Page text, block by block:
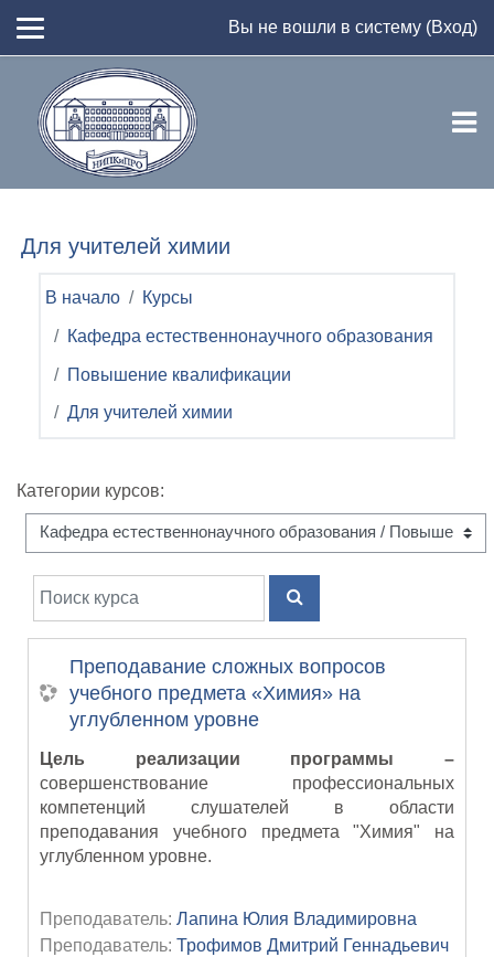
Вы не вошли в систему (Вход)
Для учителей химии
В начало Курсы
Кафедра естественнонаучного образования
Повышение квалификации
Для учителей химии
Категории курсов:
Поиск курса
ПОИСК КУРСА
Преподавание сложных вопросов
учебного предмета «Химия» на
углубленном уровне
Цель реализации программы –
совершенствование профессиональных
компетенций слушателей в области
преподавания учебного предмета "Химия" на
углубленном уровне.
Преподаватель: Лапина Юлия Владимировна
Преподаватель: Трофимов Дмитрий Геннадьевич